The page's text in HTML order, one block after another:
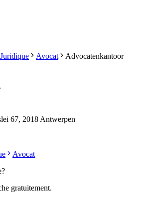
Avocat
Advocatenkantoor
67, 2018 Antwerpen
Avocat
gratuitement.